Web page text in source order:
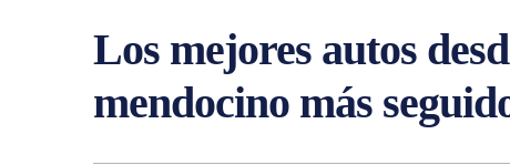
Los mejores autos
mendocino más